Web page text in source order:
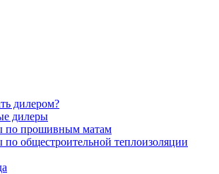
дилером?
дилеры
по прошивным матам
по общестроительной теплоизоляции